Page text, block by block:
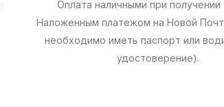
Оплата наличными при получении
Наложенным платежом на Новой
необходимо иметь паспорт или
удостоверение).